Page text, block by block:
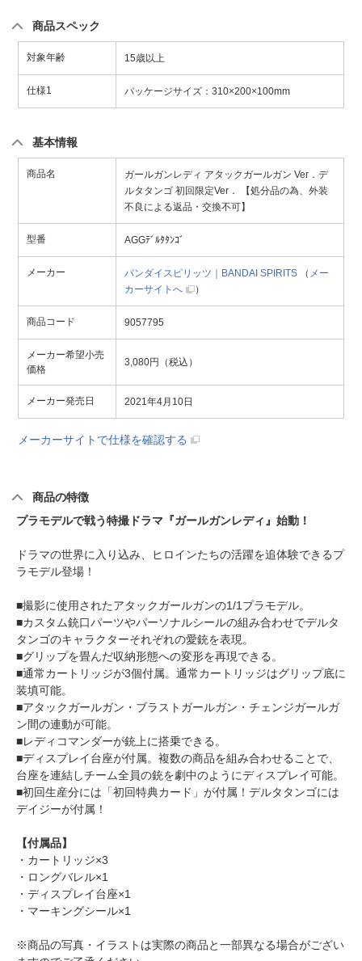
商品スペック
対象年齢 15歳以上
仕様1 パッケージサイズ：310×200×100mm
基本情報
商品名
ガールガンレディ アタックガールガン Ver．デ
ルタタンゴ 初回限定Ver． 【処分品の為、外装
不良による返品・交換不可】
型番 AGGﾃﾞﾙﾀﾀﾝｺﾞ
メーカー バンダイスピリッツ｜BANDAI SPIRITS （ メー
カーサイトへ
）
商品コード 9057795
メーカー希望小売
価格
3,080円（税込）
メーカー発売日 2021年4月10日
メーカーサイトで仕様を確認する
商品の特徴
プラモデルで戦う特撮ドラマ『ガールガンレディ』始動！
ドラマの世界に入り込み、ヒロインたちの活躍を追体験できるプ
ラモデル登場！
■撮影に使用されたアタックガールガンの1/1プラモデル。
■カスタム銃口パーツやパーソナルシールの組み合わせでデルタ
タンゴのキャラクターそれぞれの愛銃を表現。
■グリップを畳んだ収納形態への変形を再現できる。
■通常カートリッジが3個付属。通常カートリッジはグリップ底に
装填可能。
■アタックガールガン・ブラストガールガン・チェンジガールガ
ン間の連動が可能。
■レディコマンダーが銃上に搭乗できる。
■ディスプレイ台座が付属。複数の商品を組み合わせることで、
台座を連結しチーム全員の銃を劇中のようにディスプレイ可能。
■初回生産分には「初回特典カード」が付属！デルタタンゴには
デイジーが付属！
【付属品】
・カートリッジ×3
・ロングバレル×1
・ディスプレイ台座×1
・マーキングシール×1
※商品の写真・イラストは実際の商品と一部異なる場合がござい